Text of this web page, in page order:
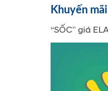
Khuyến
“SỐC” giá